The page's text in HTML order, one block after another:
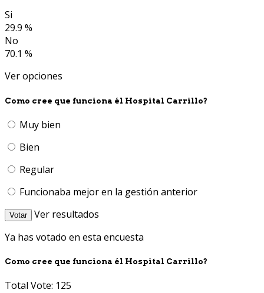
Si
29.9 %
No
70.1 %
Ver opciones
Como cree que funciona él Hospital Carrillo?
Muy bien
Bien
Regular
Funcionaba mejor en la gestión anterior
Votar
Ver resultados
Ya has votado en esta encuesta
Como cree que funciona él Hospital Carrillo?
Total Vote: 125